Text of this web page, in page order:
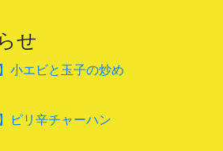
せ
小エビと玉子の炒め
ピリ辛チャーハン